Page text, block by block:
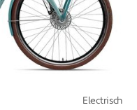
Electrisch